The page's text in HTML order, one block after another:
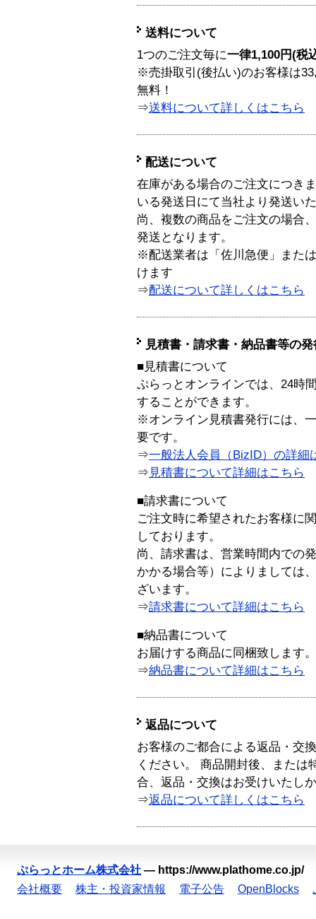
送料について
1つのご注文毎に一律1,100円(税
※売掛取引(後払い)のお客様は
無料！
⇒送料について詳しくはこちら
配送について
在庫がある場合のご注文につき
いる発送日にて当社より発送い
尚、複数の商品をご注文の場合
発送となります。
※配送業者は「佐川急便」また
けます
⇒配送について詳しくはこちら
見積書・請求書・納品書等の
■見積書について
ぷらっとオンラインでは、24時
することができます。
※オンライン見積書発行には、
要です。
⇒一般法人会員（BizID）の詳細
⇒ 見積書について詳細はこちら
■請求書について
ご注文時に希望されたお客様に
しております。
尚、請求書は、営業時間内での
かかる場合等）によりましては
ざいます。
⇒請求書について詳細はこちら
■納品書について
お届けする商品に同梱致します。
⇒納品書について詳細はこちら
返品について
お客様のご都合による返品・交
ください。 商品開封後、または
合、返品・交換はお受けいたし
⇒返品について詳しくはこちら
ぷらっとホーム株式会社 — https://www.plathome.co.jp/
会社概要
株主・投資家情報 電子公告 OpenBlocks